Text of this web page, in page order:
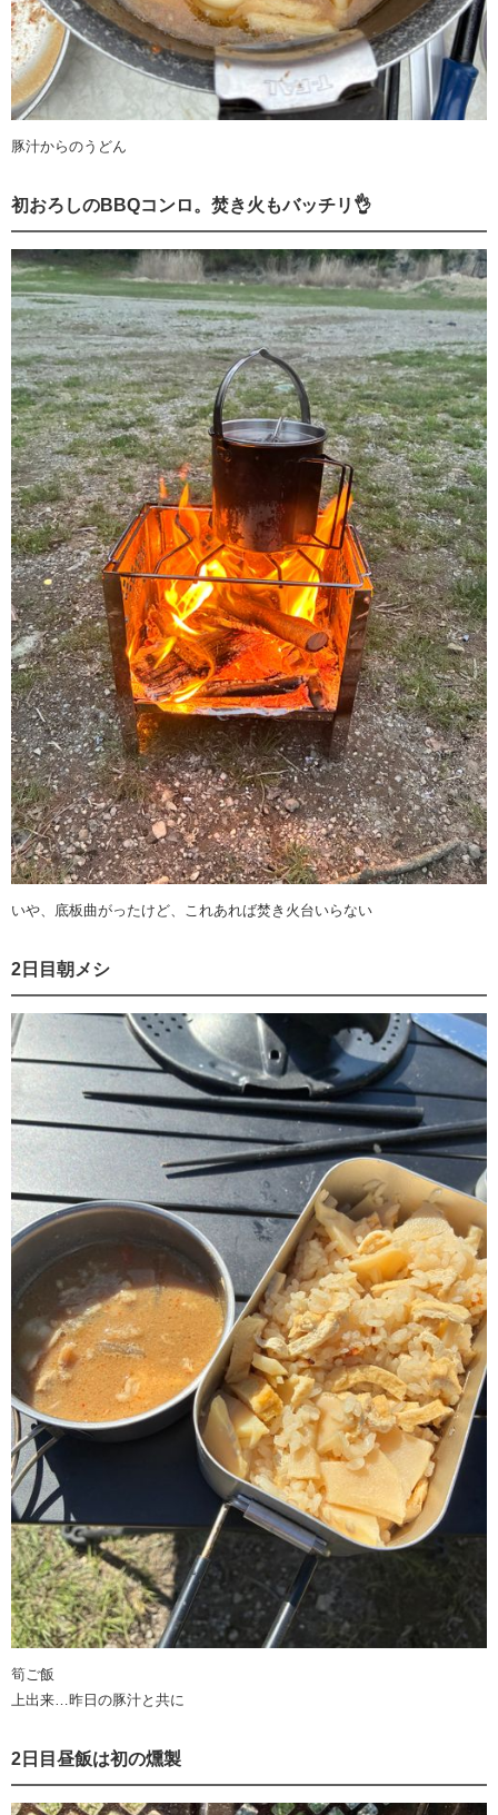
豚汁からのうどん
初おろしのBBQコンロ。焚き火もバッチリ👌
いや、底板曲がったけど、これあれば焚き火台いらない
2日目朝メシ
筍ご飯
上出来…昨日の豚汁と共に
2日目昼飯は初の燻製